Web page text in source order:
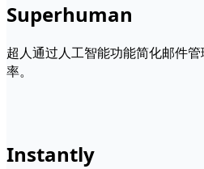
Superhuman
超人通过人工智能功能简化邮件
率。
Instantly